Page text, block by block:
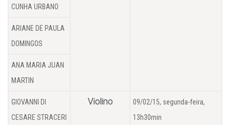
CUNHA URBANO
ARIANE DE PAULA
DOMINGOS
ANA MARIA JUAN
MARTIN
GIOVANNI DI
CESARE STRACERI
Violino
09/02/15, segunda-feira,
13h30min